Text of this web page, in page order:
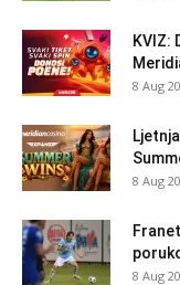
KVIZ:
8 Aug
8 Aug
8 Aug